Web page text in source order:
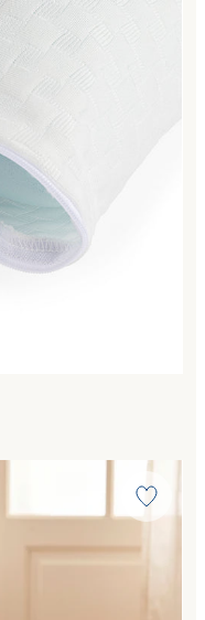
in Cotone 800 gr